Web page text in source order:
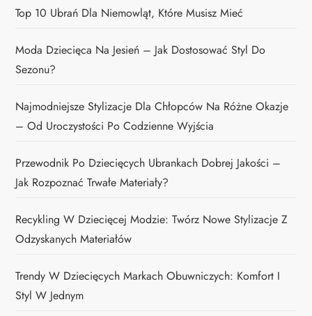
Top 10 Ubrań Dla Niemowląt, Które Musisz Mieć
Moda Dziecięca Na Jesień – Jak Dostosować Styl Do
Sezonu?
Najmodniejsze Stylizacje Dla Chłopców Na Różne Okazje
– Od Uroczystości Po Codzienne Wyjścia
Przewodnik Po Dziecięcych Ubrankach Dobrej Jakości –
Jak Rozpoznać Trwałe Materiały?
Recykling W Dziecięcej Modzie: Twórz Nowe Stylizacje Z
Odzyskanych Materiałów
Trendy W Dziecięcych Markach Obuwniczych: Komfort I
Styl W Jednym